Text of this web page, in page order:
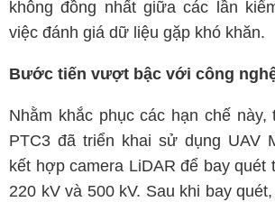
không đồng nhất giữa các lần
việc đánh giá dữ liệu gặp khó khăn.
Bước tiến vượt bậc với công
Nhằm khắc phục các hạn chế này,
PTC3 đã triển khai sử dụng UAV
kết hợp camera LiDAR để bay quét
220 kV và 500 kV. Sau khi bay